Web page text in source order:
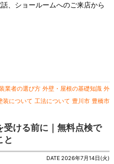
、ショールームへのご来店から
業者の選び方 外壁・屋根の基礎知識 外
装について 工法について 豊川市 豊橋市
ける前に｜無料点検で
と
DATE 2026年7月14日(火)